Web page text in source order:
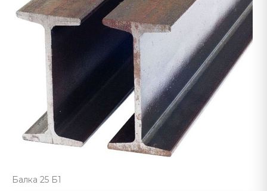
Балка 25 Б1